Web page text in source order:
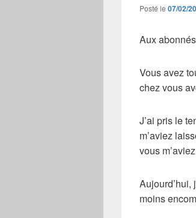
Posté le 07/02/
Aux
Vous avez
chez vous
J’ai pris le
m’aviez
vous
moins